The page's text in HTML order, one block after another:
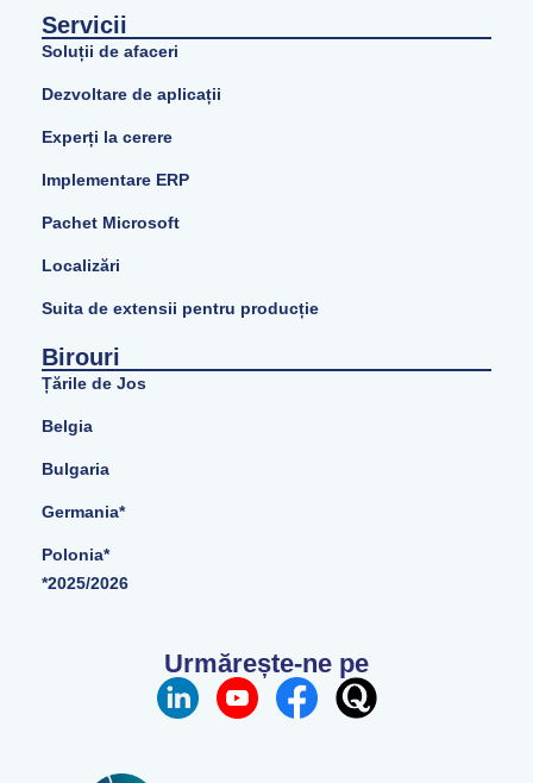
Servicii
Soluții de afaceri
Dezvoltare de aplicații
Experți la cerere
Implementare ERP
Pachet Microsoft
Localizări
Suita de extensii pentru producție
Birouri
Țările de Jos
Belgia
Bulgaria
Germania*
Polonia*
*2025/2026
Urmărește-ne pe